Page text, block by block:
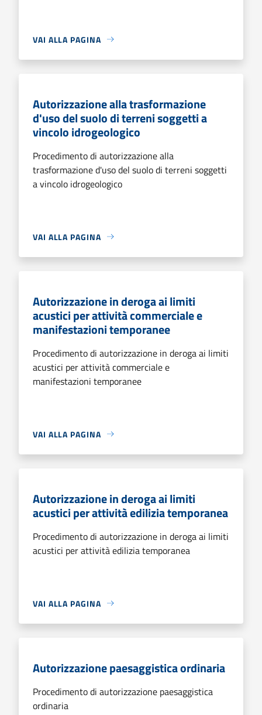
VAI ALLA PAGINA
Autorizzazione alla trasformazione
d'uso del suolo di terreni soggetti a
vincolo idrogeologico
Procedimento di autorizzazione alla
trasformazione d'uso del suolo di terreni soggetti
a vincolo idrogeologico
VAI ALLA PAGINA
Autorizzazione in deroga ai limiti
acustici per attività commerciale e
manifestazioni temporanee
Procedimento di autorizzazione in deroga ai limiti
acustici per attività commerciale e
manifestazioni temporanee
VAI ALLA PAGINA
Autorizzazione in deroga ai limiti
acustici per attività edilizia temporanea
Procedimento di autorizzazione in deroga ai limiti
acustici per attività edilizia temporanea
VAI ALLA PAGINA
Autorizzazione paesaggistica ordinaria
Procedimento di autorizzazione paesaggistica
ordinaria